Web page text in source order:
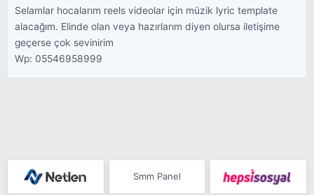
Selamlar hocalarım reels videolar için müzik lyric template
alacağım. Elinde olan veya hazırlarım diyen olursa iletişime
geçerse çok sevinirim
Wp: 05546958999
Smm Panel